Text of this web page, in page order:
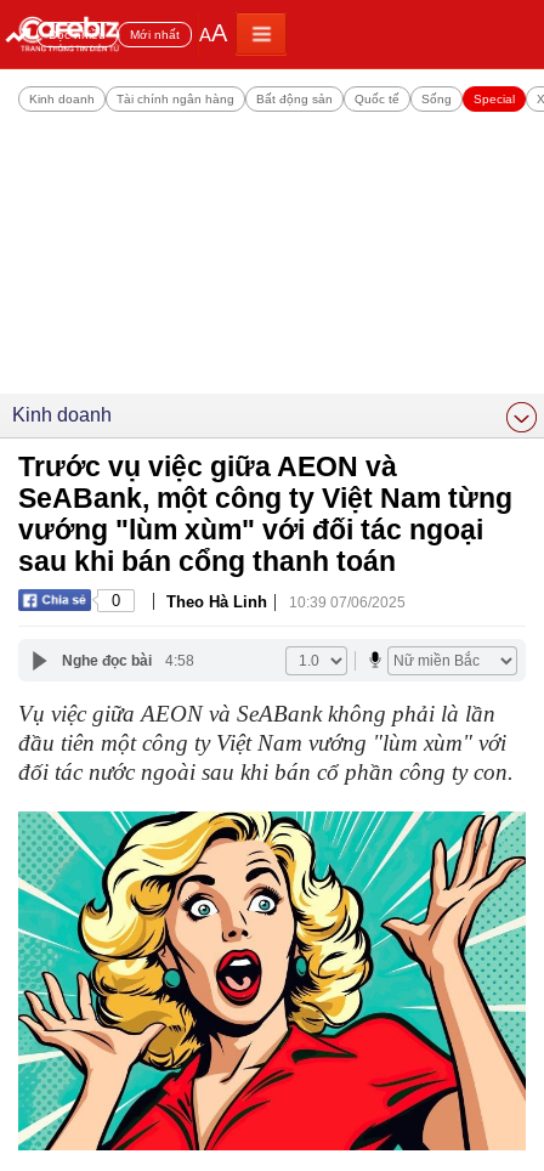
Đọc nhiều Mới nhất AA
Kinh doanh Tài chính ngân hàng Bất động sản Quốc tế Sống Special
Kinh doanh
Trước vụ việc giữa AEON và
SeABank, một công ty Việt Nam từng
vướng "lùm xùm" với đối tác ngoại
sau khi bán cổng thanh toán
0 | Theo Hà Linh | 10:39 07/06/2025
Nghe đọc bài 4:58
Vụ việc giữa AEON và SeABank không phải là lần
đầu tiên một công ty Việt Nam vướng "lùm xùm" với
đối tác nước ngoài sau khi bán cổ phần công ty con.